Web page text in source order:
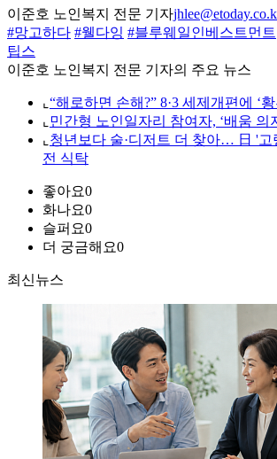
이준호 노인복지 전문 기자
#망고하다 #웰다잉 #블루웨일인베스트먼트
팁스
이준호 노인복지 전문 기자의 주요 뉴스
⌞ “해로하면 손해?” 8·3 세제개편에 ‘
⌞ 민간형 노인일자리 참여자, ‘배움 의
⌞ 청년보다 술·디저트 더 찾아… 日 '고
전 식탁
좋아요0
화나요0
슬퍼요0
더 궁금해요0
최신뉴스